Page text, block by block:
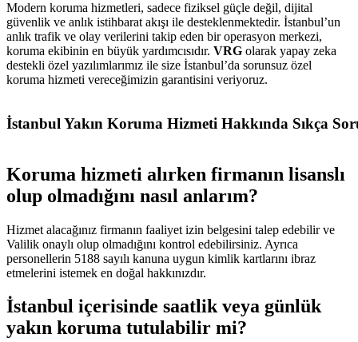
Modern koruma hizmetleri, sadece fiziksel güçle değil, dijital
güvenlik ve anlık istihbarat akışı ile desteklenmektedir. İstanbul’un
anlık trafik ve olay verilerini takip eden bir operasyon merkezi,
koruma ekibinin en büyük yardımcısıdır. VRG olarak yapay zeka
destekli özel yazılımlarımız ile size İstanbul’da sorunsuz özel
koruma hizmeti vereceğimizin garantisini veriyoruz.
İstanbul Yakın Koruma Hizmeti Hakkında Sıkça
Koruma hizmeti alırken firmanın lisanslı
olup olmadığını nasıl anlarım?
Hizmet alacağınız firmanın faaliyet izin belgesini talep edebilir ve
Valilik onaylı olup olmadığını kontrol edebilirsiniz. Ayrıca
personellerin 5188 sayılı kanuna uygun kimlik kartlarını ibraz
etmelerini istemek en doğal hakkınızdır.
İstanbul içerisinde saatlik veya günlük
yakın koruma tutulabilir mi?